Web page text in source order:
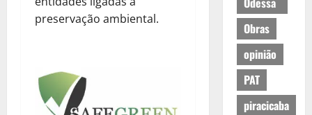
preservação ambiental.
Obras
opinião
PAT
piracicaba